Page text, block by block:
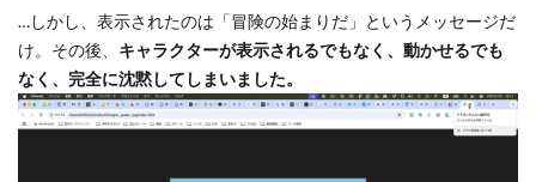
…しかし、表示されたのは「冒険の始まりだ」というメッセージだ
け。その後、 キャラクターが表示されるでもなく、動かせるでも
なく、完全に沈黙してしまいました。